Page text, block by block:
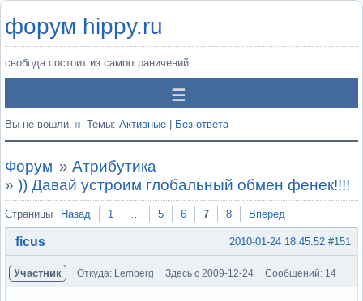
форум hippy.ru
свобода состоит из самоограничений
Вы не вошли. Темы: Активные Без ответа
Форум » Атрибутика
» )) Давай устроим глобальный обмен фенек!!!!
Страницы Назад 1 … 5 6 7 8 Вперед
#151
2010-01-24 18:45:52
ficus
Участник Откуда: Lemberg Здесь с 2009-12-24 Сообщений: 14